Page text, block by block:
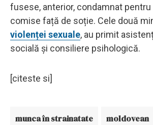
fusese, anterior, condamnat
comise față de soție. Cele două
violenței sexuale, au primit
socială și consiliere psihologică.
[citeste si]
munca în strainatate moldovean